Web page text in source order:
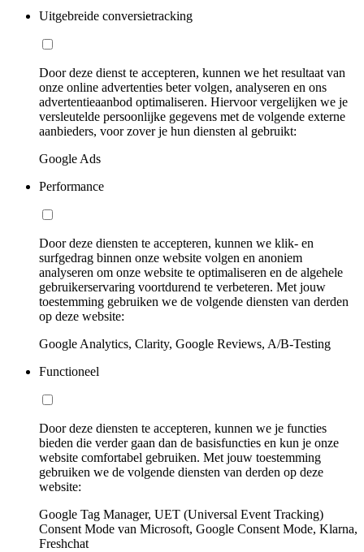
Uitgebreide conversietracking
Door deze dienst te accepteren, kunnen we het resultaat van
onze online advertenties beter volgen, analyseren en ons
advertentieaanbod optimaliseren. Hiervoor vergelijken we je
versleutelde persoonlijke gegevens met de volgende externe
aanbieders, voor zover je hun diensten al gebruikt:
Google Ads
Performance
Door deze diensten te accepteren, kunnen we klik- en
surfgedrag binnen onze website volgen en anoniem
analyseren om onze website te optimaliseren en de algehele
gebruikerservaring voortdurend te verbeteren. Met jouw
toestemming gebruiken we de volgende diensten van derden
op deze website:
Google Analytics, Clarity, Google Reviews, A/B-Testing
Functioneel
Door deze diensten te accepteren, kunnen we je functies
bieden die verder gaan dan de basisfuncties en kun je onze
website comfortabel gebruiken. Met jouw toestemming
gebruiken we de volgende diensten van derden op deze
website:
Google Tag Manager, UET (Universal Event Tracking)
Consent Mode van Microsoft, Google Consent Mode, Klarna,
Freshchat